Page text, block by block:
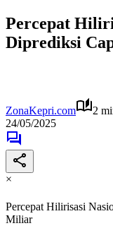
Percepat
Diprediksi
ZonaKepri.com
2
24/05/2025
×
Percepat Hilirisasi
Miliar